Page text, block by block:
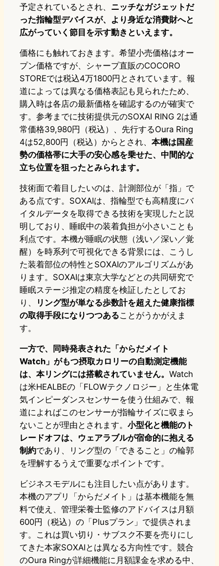
予定されているとされ、 ニッチなガジェットだ
った指輪型デバイスが、より身近な消費財へと
広がっていく節目を示す動きといえます。
価格にも触れておきます。希望小売価格はオー
プン価格ですが、シャープ直販のCOCORO
STOREでは税込4万1800円とされています。報
道によっては異なる価格表記も見られたため、
購入時は各店の最新価格を確認するのが確実で
す。参考までに技術提供元のSOXAI RING 2は通
常価格39,980円（税込）、先行するOura Ring
4は52,800円（税込）からとされ、 本機は国産
勢の価格帯に大手の安心感を乗せた、中間的な
立ち位置を狙ったとみられます。
技術面で着目したいのは、計測部位が「指」で
ある点です。SOXAIは、指輪型でも高精度にバ
イタルデータを取得できる技術を実現したと説
明しており、睡眠中の装着負担が小さいことも
利点です。本機が睡眠の状態（浅い／深い／覚
醒）を時系列で可視化できる背景には、こうし
た装着部位の特性とSOXAIのアルゴリズムがあ
ります。SOXAIは東京大学などとの共同研究で
睡眠ステージ推定の精度を検証したとしてお
り、
リング型が単なる歩数計を超えた健康指標
の取得手段になりつつあることがうかがえま
す。
一方で、同時発表された「からだメイト
Watch」がもつ摂取カロリーの自動測定機能
は、本リングには搭載されていません。 Watch
は米HEALBEの「FLOWテクノロジー」と生体電
気インピーダンスセンサーを使う仕組みで、報
道によればこのセンサーが指輪サイズに収まら
ないことが理由とされます。 小型化と機能のト
レードオフは、ウェアラブルが宿命的に抱える
制約であり、リング型の「できること」の輪郭
を理解するうえで重要なポイントです。
ビジネスモデルにも注目したい点があります。
本機のアプリ「からだメイト」は基本機能を無
料で使え、管理栄養士監修のアドバイスは月額
600円（税込）の「Plusプラン」で提供されま
す。これは買い切り・サブスク不要を売りにし
てきた本家SOXAIとは異なる方向性です。競合
のOura Ringが詳細機能に月額課金を求める中、